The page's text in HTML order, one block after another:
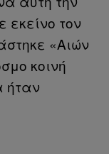
εκείνο τον
«Αιών
κοινή
ήταν